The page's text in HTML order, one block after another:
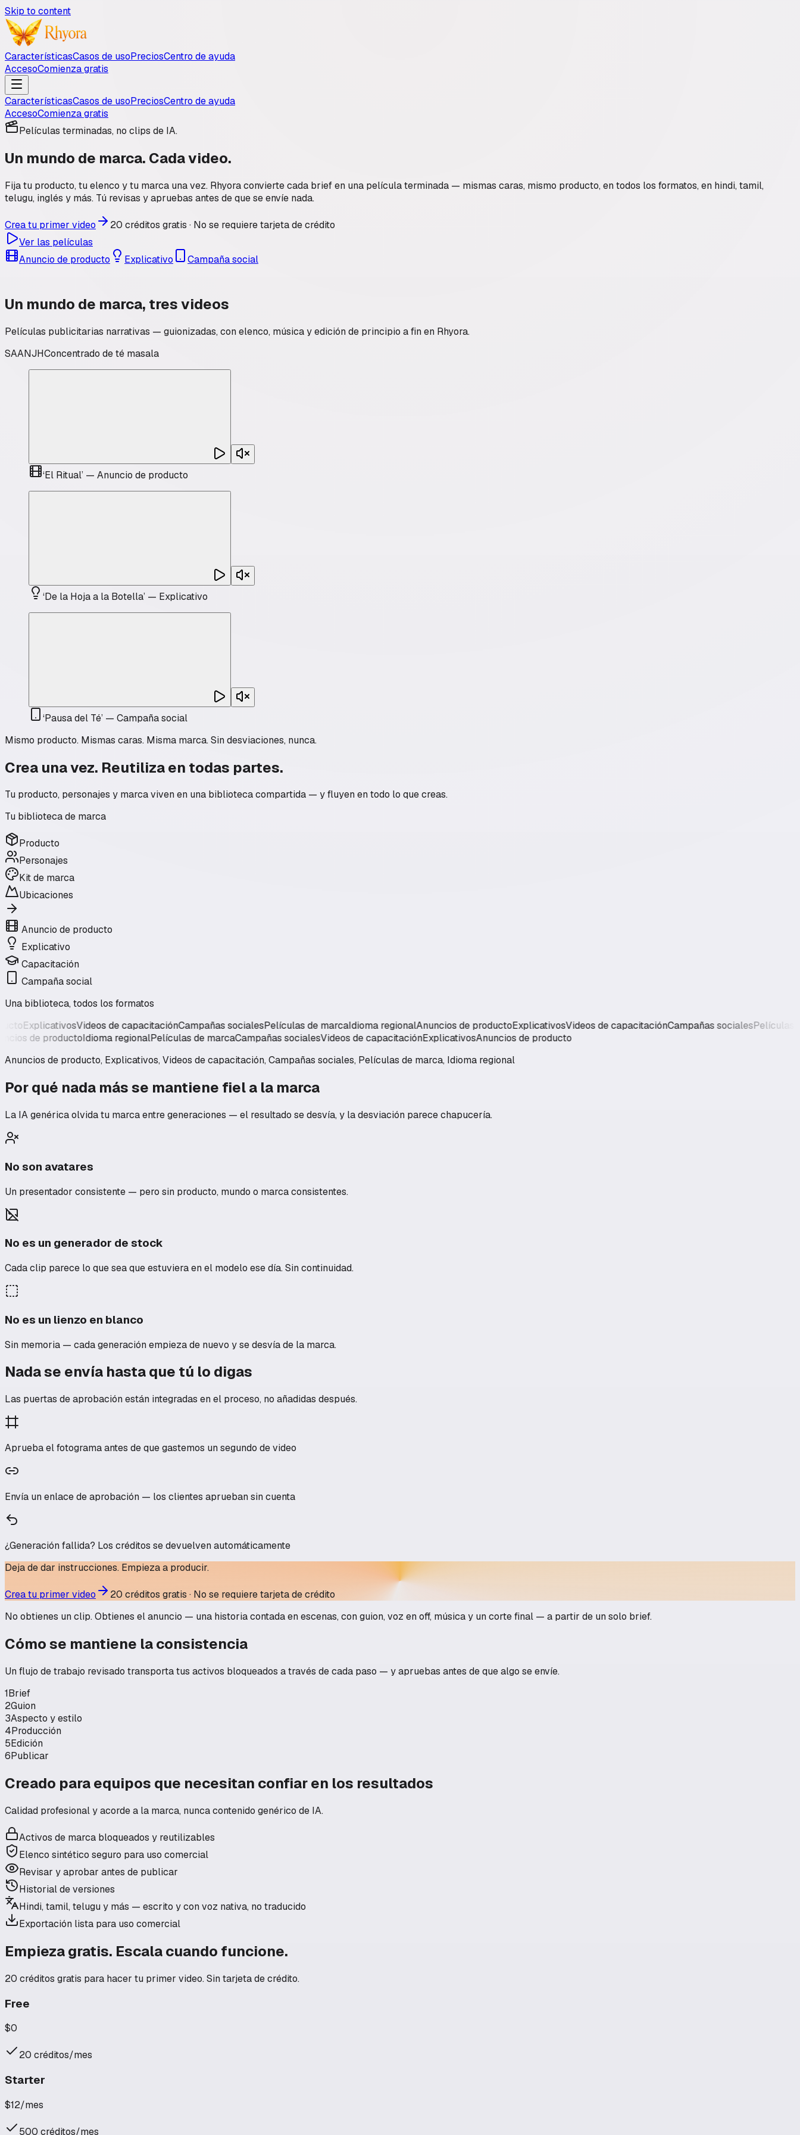
Skip to content
CaracterísticasCasos de usoPreciosCentro de ayuda
AccesoComienza gratis
CaracterísticasCasos de usoPreciosCentro de ayuda
AccesoComienza gratis
Películas terminadas, no clips de IA.
Un mundo de marca. Cada video.
Fija tu producto, tu elenco y tu marca una vez. Rhyora convierte cada brief en una película terminada — mismas caras, mismo producto, en todos los formatos, en hindi, tamil,
telugu, inglés y más. Tú revisas y apruebas antes de que se envíe nada.
Crea tu primer video
20 créditos gratis · No se requiere tarjeta de crédito
Ver las películas
Anuncio de producto
Explicativo Campaña social
Un mundo de marca, tres videos
Películas publicitarias narrativas — guionizadas, con elenco, música y edición de principio a fin en Rhyora.
SAANJHConcentrado de té masala
‘El Ritual’ — Anuncio de producto
‘De la Hoja a la Botella’ — Explicativo
‘Pausa del Té’ — Campaña social
Mismo producto. Mismas caras. Misma marca. Sin desviaciones, nunca.
Crea una vez. Reutiliza en todas partes.
Tu producto, personajes y marca viven en una biblioteca compartida — y fluyen en todo lo que creas.
Tu biblioteca de marca
Producto
Personajes
Kit de marca
Ubicaciones
Anuncio de producto
Explicativo
Capacitación
Campaña social
Una biblioteca, todos los formatos
ExplicativosVideos de capacitaciónCampañas socialesPelículas de marcaIdioma regionalAnuncios de productoExplicativosVideos de capacitaciónCampañas socialesPelículas de
Anuncios de productoIdioma regionalPelículas de marcaCampañas socialesVideos de capacitaciónExplicativosAnuncios de producto
Anuncios de producto, Explicativos, Videos de capacitación, Campañas sociales, Películas de marca, Idioma regional
Por qué nada más se mantiene fiel a la marca
La IA genérica olvida tu marca entre generaciones — el resultado se desvía, y la desviación parece chapucería.
No son avatares
Un presentador consistente — pero sin producto, mundo o marca consistentes.
No es un generador de stock
Cada clip parece lo que sea que estuviera en el modelo ese día. Sin continuidad.
No es un lienzo en blanco
Sin memoria — cada generación empieza de nuevo y se desvía de la marca.
Nada se envía hasta que tú lo digas
Las puertas de aprobación están integradas en el proceso, no añadidas después.
Aprueba el fotograma antes de que gastemos un segundo de video
Envía un enlace de aprobación — los clientes aprueban sin cuenta
¿Generación fallida? Los créditos se devuelven automáticamente
Deja de dar instrucciones. Empieza a producir.
Crea tu primer video
20 créditos gratis · No se requiere tarjeta de crédito
No obtienes un clip. Obtienes el anuncio — una historia contada en escenas, con guion, voz en off, música y un corte final — a partir de un solo brief.
Cómo se mantiene la consistencia
Un flujo de trabajo revisado transporta tus activos bloqueados a través de cada paso — y apruebas antes de que algo se envíe.
1Brief
2Guion
3Aspecto y estilo
4Producción
5Edición
6Publicar
Creado para equipos que necesitan confiar en los resultados
Calidad profesional y acorde a la marca, nunca contenido genérico de IA.
Activos de marca bloqueados y reutilizables
Elenco sintético seguro para uso comercial
Revisar y aprobar antes de publicar
Historial de versiones
Hindi, tamil, telugu y más — escrito y con voz nativa, no traducido
Exportación lista para uso comercial
Empieza gratis. Escala cuando funcione.
20 créditos gratis para hacer tu primer video. Sin tarjeta de crédito.
Free
$0
20 créditos/mes
Starter
$12/mes
500 créditos/mes